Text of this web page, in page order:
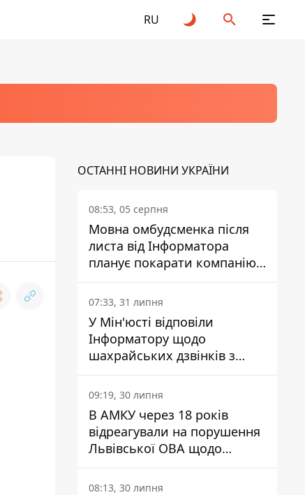
RU
ОСТАННІ НОВИНИ УКРАЇНИ
08:53, 05 серпня
Мовна омбудсменка після
листа від Інформатора
планує покарати компанію-
підрядника ПриватБанку
07:33, 31 липня
У Мін'юсті відповіли
Інформатору щодо
шахрайських дзвінків з
камери Сумського СІЗО так,
що ніхто нічого не зрозумів
09:19, 30 липня
В АМКУ через 18 років
відреагували на порушення
Львівської ОВА щодо
харчування у закладах
освіти
08:13, 30 липня